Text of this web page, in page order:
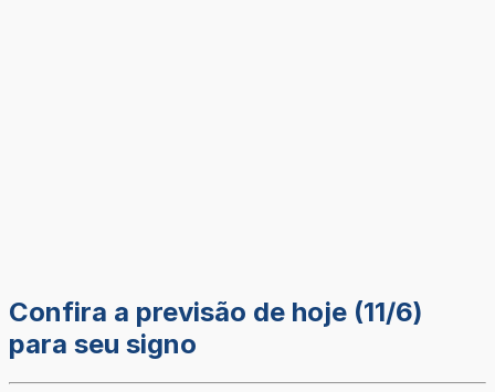
Confira a previsão de hoje (11/6)
para seu signo